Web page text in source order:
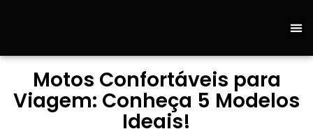
Motos Confortáveis para
Viagem: Conheça 5 Modelos
Ideais!